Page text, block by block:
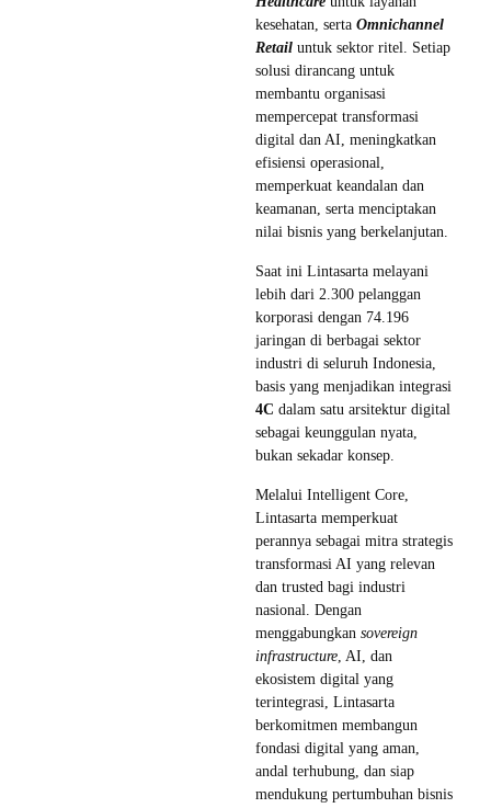
kesehatan, serta Omnichannel
Retail untuk sektor ritel. Setiap
solusi dirancang untuk
membantu organisasi
mempercepat transformasi
digital dan AI, meningkatkan
efisiensi operasional,
memperkuat keandalan dan
keamanan, serta menciptakan
nilai bisnis yang berkelanjutan.
Saat ini Lintasarta melayani
lebih dari 2.300 pelanggan
korporasi dengan 74.196
jaringan di berbagai sektor
industri di seluruh Indonesia,
basis yang menjadikan integrasi
4C dalam satu arsitektur digital
sebagai keunggulan nyata,
bukan sekadar konsep.
Melalui Intelligent Core,
Lintasarta memperkuat
perannya sebagai mitra strategis
transformasi AI yang relevan
dan trusted bagi industri
nasional. Dengan
menggabungkan sovereign
infrastructure, AI, dan
ekosistem digital yang
terintegrasi, Lintasarta
berkomitmen membangun
fondasi digital yang aman,
andal terhubung, dan siap
mendukung pertumbuhan bisnis